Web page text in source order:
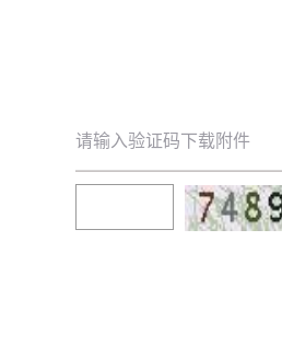
请输入验证码下载附件